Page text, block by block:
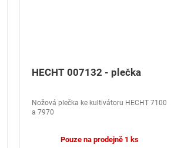
HECHT 007132 - plečka
Nožová plečka ke kultivátoru HECHT 7100
a 7970
Pouze na prodejně 1 ks